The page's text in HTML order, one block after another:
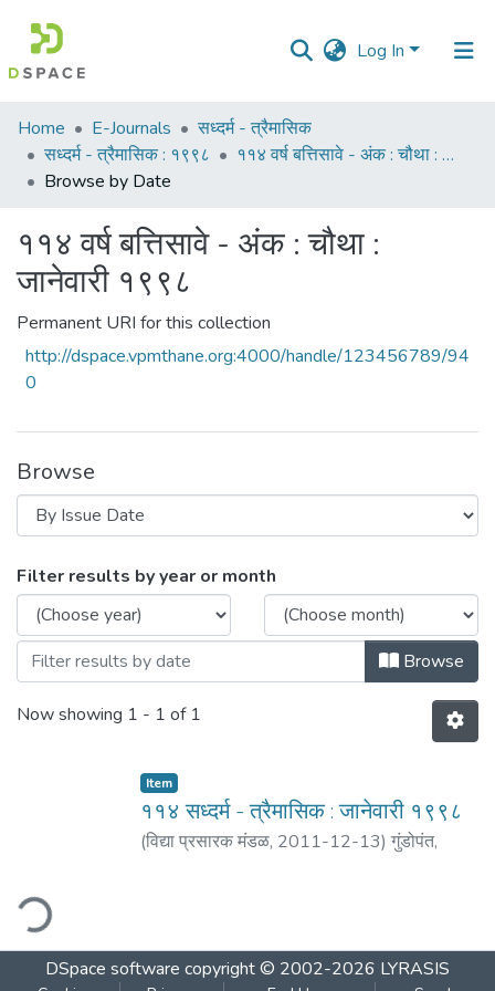
Log In
Communities
&
Collections
All of DSpace
Home E-Journals
सध्दर्म - त्रैमासिक
सध्दर्म - त्रैमासिक : १९९८
११४ वर्ष बत्तिसावे - अंक : चौथा : जानेवारी १९९८
Browse by Date
११४ वर्ष बत्तिसावे - अंक : चौथा :
जानेवारी १९९८
Permanent URI for this collection
http://dspace.vpmthane.org:4000/handle/123456789/94
0
Browse
Browsing ११४ वर्ष बत्तिसावे - अंक : चौथा :
Filter results by year or month
Browse
Now showing 1 - 1 of 1
Item
११४ सध्दर्म - त्रैमासिक : जानेवारी १९९८
(विद्या प्रसारक मंडळ, 2011-12-13) गुंडोपंत,
DSpace software copyright © 2002-2026 LYRASIS